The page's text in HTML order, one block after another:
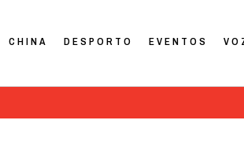
CHINA DESPORTO EVENTOS